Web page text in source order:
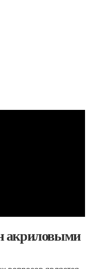
акриловыми